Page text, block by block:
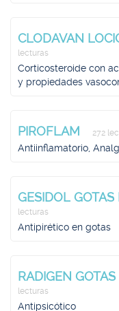
CLODAVAN
lecturas
Corticosteroide con
y propiedades
PIROFLAM 272
Antiinflamatorio,
GESIDOL
lecturas
Antipirético en gotas
RADIGEN
lecturas
Antipsicótico